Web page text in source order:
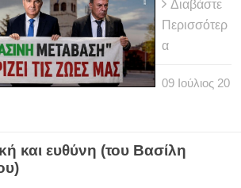
Διαβάστε
Περισσότερ
α
09 Ιούλιος 20
και ευθύνη (του Βασίλη